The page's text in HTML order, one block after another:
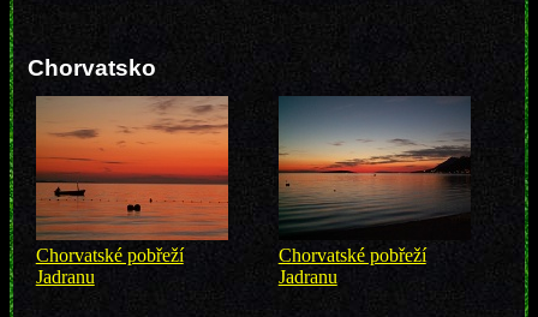
Chorvatsko
Chorvatské pobřeží
Jadranu
Chorvatské pobřeží
Jadranu